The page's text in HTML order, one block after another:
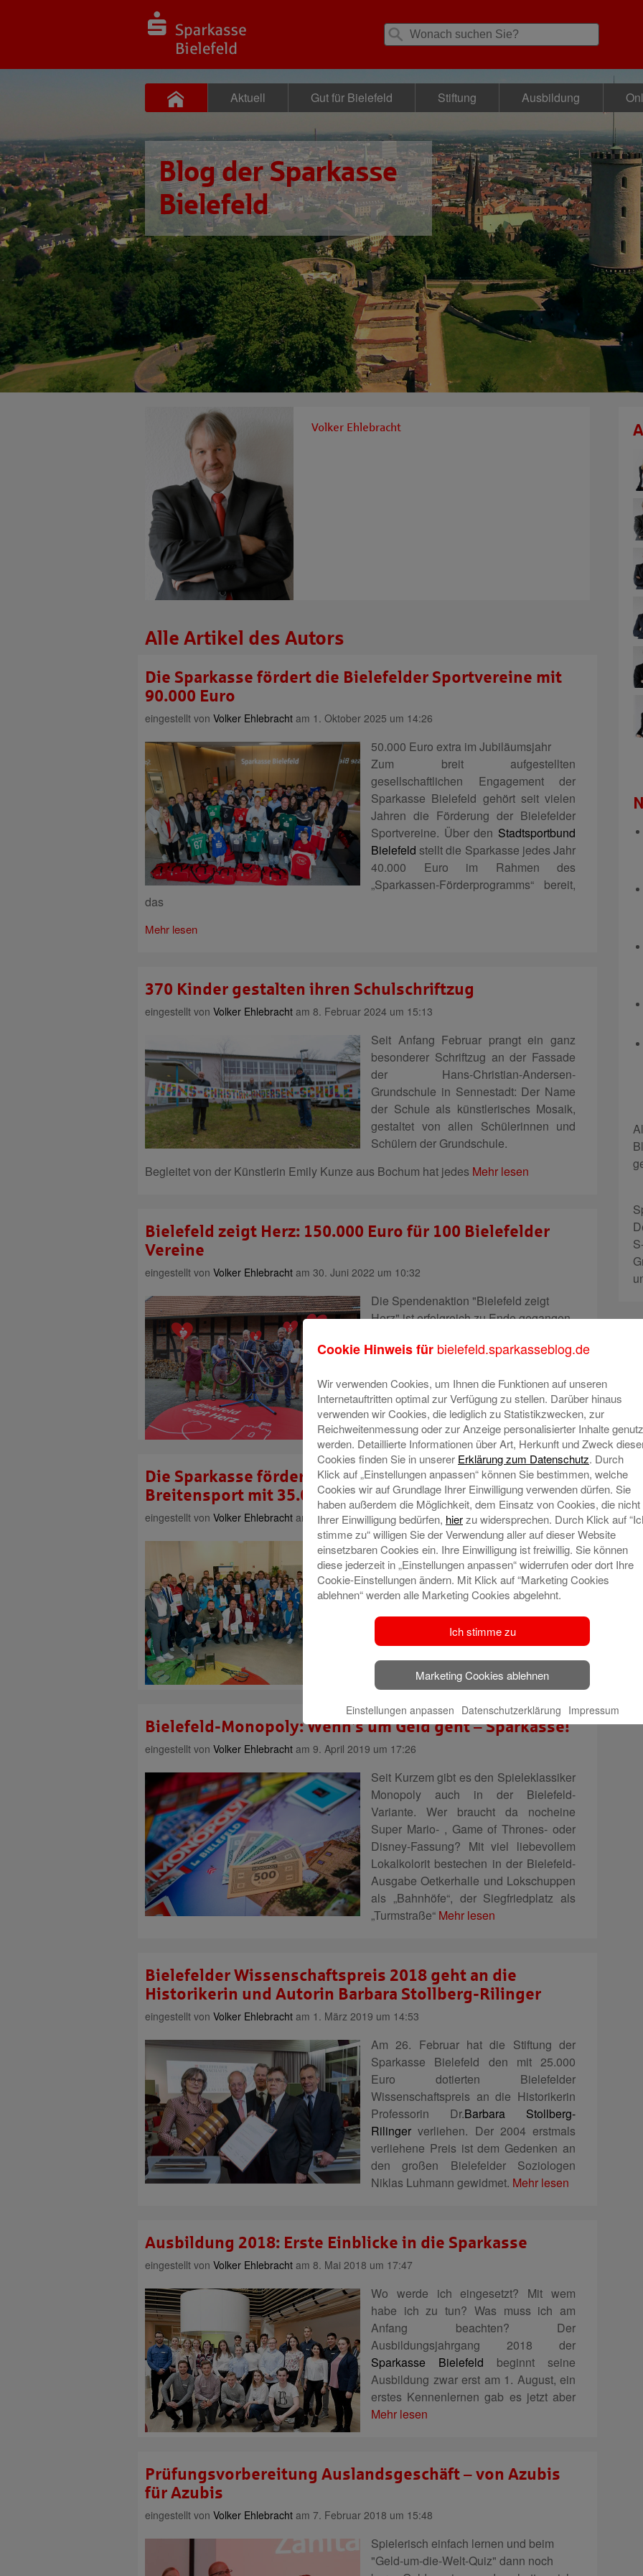
Aktuell Gut für Bielefeld Stiftung Ausbildung
Blog der Sparkasse
Bielefeld
Volker Ehlebracht
Alle Artikel des Autors
Die Sparkasse fördert die Bielefelder Sportvereine mit
90.000 Euro
eingestellt von Volker Ehlebracht am 1. Oktober 2025 um 14:26
50.000 Euro extra im Jubiläumsjahr
Zum breit aufgestellten
gesellschaftlichen Engagement der
Sparkasse Bielefeld gehört seit vielen
Jahren die Förderung der Bielefelder
Sportvereine. Über den Stadtsportbund
Bielefeld stellt die Sparkasse jedes Jahr
40.000 Euro im Rahmen des
„Sparkassen-Förderprogramms“ bereit,
das
Mehr lesen
370 Kinder gestalten ihren Schulschriftzug
eingestellt von Volker Ehlebracht am 8. Februar 2024 um 15:13
Seit Anfang Februar prangt ein ganz
besonderer Schriftzug an der Fassade
der Hans-Christian-Andersen-
Grundschule in Sennestadt: Der Name
der Schule als künstlerisches Mosaik,
gestaltet von allen Schülerinnen und
Schülern der Grundschule.
Begleitet von der Künstlerin Emily Kunze aus Bochum hat jedes Mehr lesen
Bielefeld zeigt Herz: 150.000 Euro für 100 Bielefelder
Vereine
eingestellt von Volker Ehlebracht am 30. Juni 2022 um 10:32
Die Spendenaktion "Bielefeld zeigt
Herz" ist erfolgreich zu Ende gegangen.
Vereine mit Projekten aus den
Umwelt.Mehr lesen
Die Sparkasse fördert erneut den Bielefelder
Breitensport mit 35.000 Euro
eingestellt von Volker Ehlebracht am 24. September 2019 um 06:00
Die Sparkasse Bielefeld stellt für die
Bielefelder Breitensportvereine auch in
diesem Jahr einen Topf mit 35.000 Euro
an Fördermitteln zur Verfügung.Bereits
im Vorjahr war zusammen mit dem
Stadtsportbund Bielefeld
Vergabekonzept entwickelt worden,
nach dem möglichst
Bielefeld-Monopoly: Wenn’s um Geld geht – Sparkasse!
eingestellt von Volker Ehlebracht am 9. April 2019 um 17:26
Seit Kurzem gibt es den Spieleklassiker
Monopoly auch in der Bielefeld-
Variante. Wer braucht da nocheine
Super Mario- , Game of Thrones- oder
Disney-Fassung? Mit viel liebevollem
Lokalkolorit bestechen in der Bielefeld-
Ausgabe Oetkerhalle und Lokschuppen
als „Bahnhöfe“, der Siegfriedplatz als
„Turmstraße“ Mehr lesen
Bielefelder Wissenschaftspreis 2018 geht an die
Historikerin und Autorin Barbara Stollberg-Rilinger
eingestellt von Volker Ehlebracht am 1. März 2019 um 14:53
Am 26. Februar hat die Stiftung der
Sparkasse Bielefeld den mit 25.000
Euro dotierten Bielefelder
Wissenschaftspreis an die Historikerin
Professorin Dr.Barbara Stollberg-
Rilinger verliehen. Der 2004 erstmals
verliehene Preis ist dem Gedenken an
den großen Bielefelder Soziologen
Niklas Luhmann gewidmet. Mehr lesen
Ausbildung 2018: Erste Einblicke in die Sparkasse
eingestellt von Volker Ehlebracht am 8. Mai 2018 um 17:47
Wo werde ich eingesetzt? Mit wem
habe ich zu tun? Was muss ich am
Anfang beachten? Der
Ausbildungsjahrgang 2018 der
Sparkasse Bielefeld beginnt seine
Ausbildung zwar erst am 1. August, ein
erstes Kennenlernen gab es jetzt aber
Mehr lesen
Prüfungsvorbereitung Auslandsgeschäft – von Azubis
für Azubis
eingestellt von Volker Ehlebracht am 7. Februar 2018 um 15:48
Spielerisch einfach lernen und beim
"Geld-um-die-Welt-Quiz" dann noch
Cookie Hinweis für bielefeld.sparkasseblog.de
Wir verwenden Cookies, um Ihnen die Funktionen auf unseren
Internetauftritten optimal zur Verfügung zu stellen. Darüber hinaus
verwenden wir Cookies, die lediglich zu Statistikzwecken, zur
Reichweitenmessung oder zur Anzeige personalisierter Inhalte
werden. Detaillierte Informationen über Art, Herkunft und Zweck
Cookies finden Sie in unserer Erklärung zum Datenschutz. Durch
Klick auf „Einstellungen anpassen“ können Sie bestimmen, welche
Cookies wir auf Grundlage Ihrer Einwilligung verwenden dürfen. Sie
haben außerdem die Möglichkeit, dem Einsatz von Cookies, die nicht
Ihrer Einwilligung bedürfen, hierzu widersprechen. Durch Klick auf
stimme zu“ willigen Sie der Verwendung aller auf dieser Website
einsetzbaren Cookies ein. Ihre Einwilligung ist freiwillig. Sie können
diese jederzeit in „Einstellungen anpassen“ widerrufen oder dort Ihre
Cookie-Einstellungen ändern. Mit Klick auf “Marketing Cookies
ablehnen“ werden alle Marketing Cookies abgelehnt.
Ich stimme zu
Marketing Cookies ablehnen
Einstellungen anpassen Datenschutzerklärung Impressum